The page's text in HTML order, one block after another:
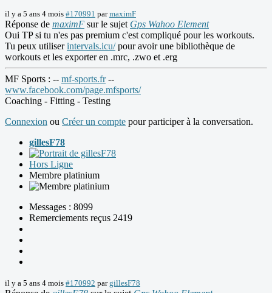
il y a 5 ans 4 mois #170991 parmaximF
Réponse de maximF sur le sujet Gps Wahoo Element
Oui TP si tu n'es pas premium c'est compliqué pour les workouts.
Tu peux utiliserintervals.icu/pour avoir une bibliothèque de
workouts et les exporter en .mrc, .zwo et .erg
MF Sports : -- mf-sports.fr--
www.facebook.com/page.mfsports/
Coaching - Fitting - Testing
Connexion ou Créer un compte pour participer à la conversation.
gillesF78
Hors Ligne
Membre platinium
Messages : 8099
Remerciements reçus 2419
il y a 5 ans 4 mois #170992 pargillesF78